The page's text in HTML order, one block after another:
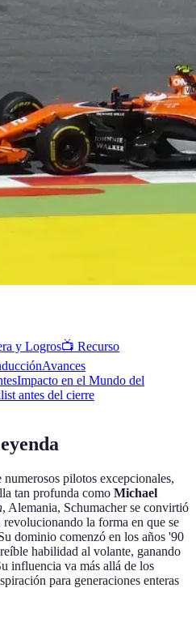
y Logros📺 Recurso
Avances
Impacto en el Mundo del
antes del cierre
pilotos excepcionales,
tan profunda como Michael
, Alemania, Schumacher se convirtió
la forma en que se
dominio comenzó en los años '90
habilidad al volante, ganando
influencia va más allá de los
para generaciones enteras